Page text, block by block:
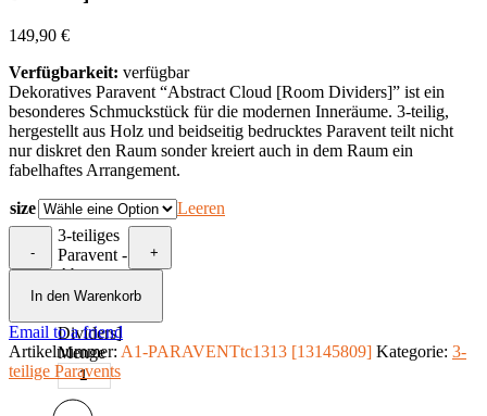
149,90 €
Verfügbarkeit: verfügbar
Dekoratives Paravent “Abstract Cloud [Room Dividers]” ist ein
besonderes Schmuckstück für die modernen Inneräume. 3-teilig,
hergestellt aus Holz und beidseitig bedrucktes Paravent teilt nicht
nur diskret den Raum sonder kreiert auch in dem Raum ein
fabelhaftes Arrangement.
size Leeren
-
3-teiliges
Paravent -
Abstract
Cloud
Dividers]
Menge
+
In den Warenkorb
Email to a friend
Artikelnummer: A1-PARAVENTtc1313 [13145809] Kategorie: 3-
teilige Paravents